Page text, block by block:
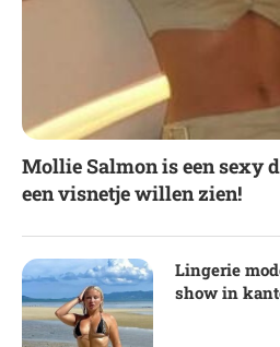
Mollie Salmon is een sexy
een visnetje willen zien!
Lingerie
show in